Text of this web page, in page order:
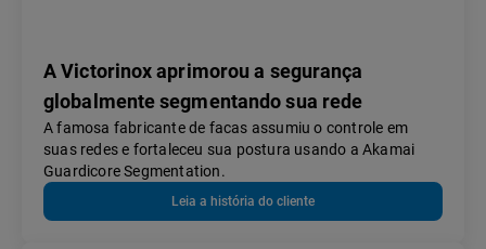
A Victorinox aprimorou a segurança
globalmente segmentando sua rede
A famosa fabricante de facas assumiu o controle em
suas redes e fortaleceu sua postura usando a Akamai
Guardicore Segmentation.
Leia a história do cliente